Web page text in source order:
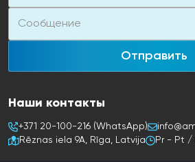
Отправить
Наши контакты
+371 20-100-216 (WhatsApp)
Rēznas iela 9A, Rīga, Latvija
Pr - Pt /